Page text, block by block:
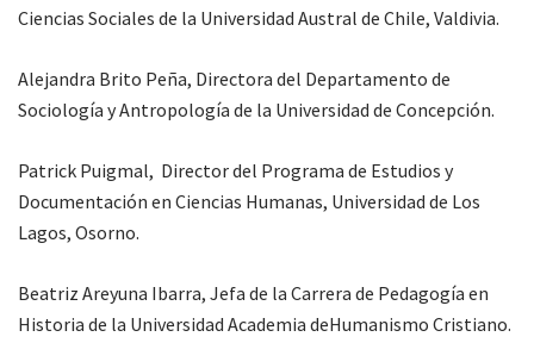
Ciencias Sociales de la Universidad Austral de Chile, Valdivia.
Alejandra Brito Peña, Directora del Departamento de
Sociología y Antropología de la Universidad de Concepción.
Patrick Puigmal, Director del Programa de Estudios y
Documentación en Ciencias Humanas, Universidad de Los
Lagos, Osorno.
Beatriz Areyuna Ibarra, Jefa de la Carrera de Pedagogía en
Historia de la Universidad Academia deHumanismo Cristiano.